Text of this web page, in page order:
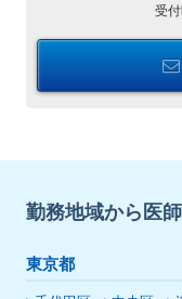
受
勤務地域から医
東京都